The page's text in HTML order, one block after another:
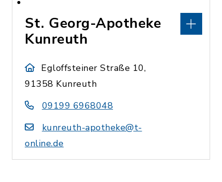
St. Georg-Apotheke
Kunreuth
Egloffsteiner Straße 10,
91358 Kunreuth
09199 6968048
kunreuth-apotheke@t-
online.de